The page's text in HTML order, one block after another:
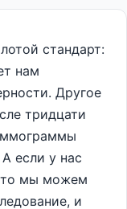
стандарт:
нам
Другое
тридцати
если у нас
то мы можем
и